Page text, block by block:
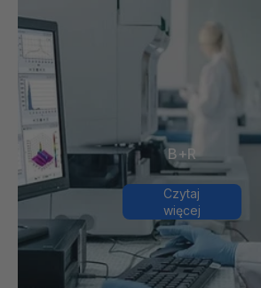
B+R
Czytaj
więcej